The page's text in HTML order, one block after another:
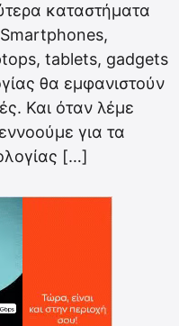
καταστήματα
Smartphones,
tablets, gadgets
θα εμφανιστούν
Και όταν λέμε
για τα
[…]